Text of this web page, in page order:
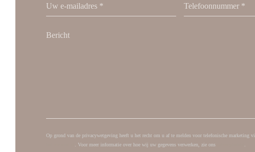
Op grond van de privacywetgeving heeft u het recht om u af te melden voor telefonische marketing
. Voor meer informatie over hoe wij uw gegevens verwerken, zie ons